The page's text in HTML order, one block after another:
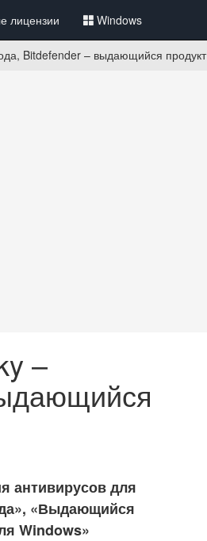
лицензии Windows
Bitdefender – выдающийся продукт
–
антивирусов для
«Выдающийся
Windows»